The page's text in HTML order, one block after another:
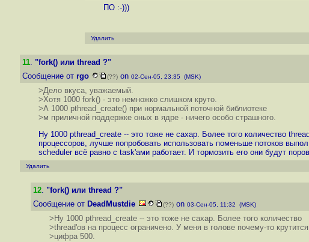
ПО :-)))
Удалить
11. "fork() или thread ?"
Сообщение от rgo (??) on 02-Сен-05, 23:35 (MSK)
>Дело вкуса, уважаемый.
>Хотя 1000 fork() - это немножко слишком круто.
>А 1000 pthread_create() при нормальной поточной библиотеке
>м приличной поддержке оных в ядре - ничего особо страшного.
Ну 1000 pthread_create -- это тоже не сахар. Более того количество
процессоров, лучше попробовать использовать поменьше потоков
scheduler всё равно с task'ами работает. И тормозить его они будут
Удалить
12. "fork() или thread ?"
Сообщение от DeadMustdie (??) on 03-Сен-05, 11:32 (MSK)
>Ну 1000 pthread_create -- это тоже не сахар. Более того количество
>thread'ов на процесс ограничено. У меня в голове почему-то крутится
>цифра 500.